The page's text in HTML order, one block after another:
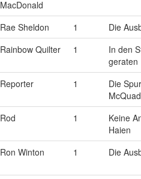
MacDonald
Rae Sheldon 1
Die
Rainbow Quilter 1
In den
geraten
Reporter 1
Die
Rod 1
Keine
Haien
Ron Winton 1 Die